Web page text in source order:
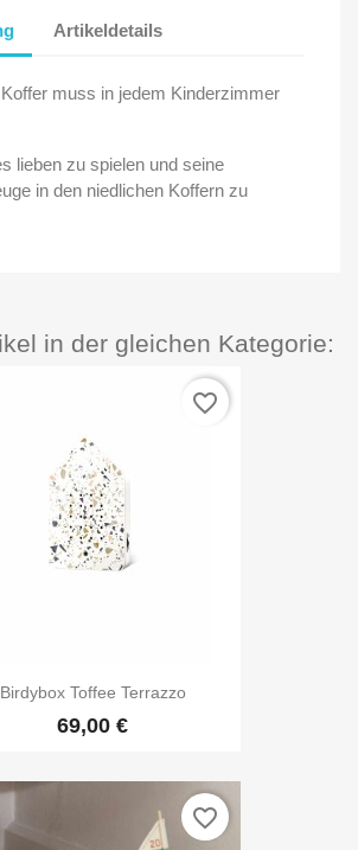
Artikeldetails
muss in jedem Kinderzimmer
lieben zu spielen und seine
in den niedlichen Koffern zu
in der gleichen Kategorie:
Birdybox Toffee Terrazzo
69,00 €
favorite_border
favorite_border